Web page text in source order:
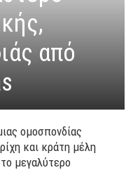
από
ομοσπονδίας
και κράτη μέλη
μεγαλύτερο